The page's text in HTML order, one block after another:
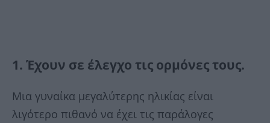
1. Έχουν σε έλεγχο τις ορμόνες τους.
Μια γυναίκα μεγαλύτερης ηλικίας είναι
λιγότερο πιθανό να έχει τις παράλογες